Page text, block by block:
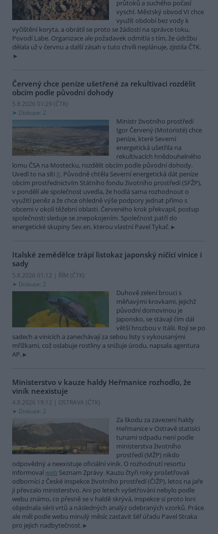
průtoků a suchého počasí
vyschl. Městský obvod VI chce
využít období bez vody k
vyčištění koryta, a obrátil se proto se žádostí na správce toku,
Povodí Labe. Organizace ale požadavek odmítla s tím, že údržbu
dělala už v červnu a další zásah v tuto chvíli neplánuje, zjistila ČTK.
Červený chce peníze ušetřené za rekultivaci rozdělit
obcím podle původní dohody
5.8.2026 01:29 (ČTK)
Diskuse: 2
Ministr životního prostředí
Igor Červený (Motoristé) chce
peníze, které Severní
energetická ušetřila na
rekultivacích hnědouhelného
lomu ČSA na Mostecku, rozdělit obcím podle původní dohody.
Uvedl to na síti X. Původně chtěla Severní energetická dát peníze
obcím prostřednictvím Státního fondu životního prostředí (SFŽP),
v pondělí ale společnost uvedla, že hodlá sama rozhodnout o
využití peněz a že chce ohledně výše podpory jednat přímo s
obcemi v okolí těžební oblasti. Červeného krok překvapil, postup
společnosti sleduje se znepokojením. Společnost patří do
energetické skupiny Sev.en, kterou vlastní Pavel Tykač.
Italské zemědělce trápí listokaz japonský ničící vinice i
sady
5.8.2026 01:12 | ŘÍM (ČTK)
Diskuse: 2
Duhově zelení brouci s
měňavými krovkami, jejichž
původní domovinou je
Japonsko, se stávají čím dál
větší hrozbou v Itálii. Rojí se po
sadech a vinicích a zanechávají za sebou listy s vykousanými
mřížkami, což oslabuje rostliny a snižuje úrodu, napsala agentura
AP.
Ministerstvo v kauze haldy Heřmanice rozhodlo, že
viník neexistuje
4.8.2026 19:12 | OSTRAVA (ČTK)
Diskuse: 2
Za škodu za zavezení haldy
Heřmanice v Ostravě statisíci
tunami odpadu není podle
ministerstva životního
prostředí (MŽP) nikdo
odpovědný a neexistuje oficiální viník. O rozhodnutí resortu
informoval web Seznam Zprávy. Kauzu čtyři roky prošetřovali
odborníci z České inspekce životního prostředí (ČIŽP), letos na jaře
ji převzalo ministerstvo. Ani po letech vyšetřování nebylo podle
webu známo, co přesně se v haldě skrývá, inspekce si proto loni
objednala sérii vrtů a následných analýz odebraných vzorků. Práce
ale měl podle webu minulý měsíc zastavit šéf úřadu Pavel Straka
pro jejich nadbytečnost.